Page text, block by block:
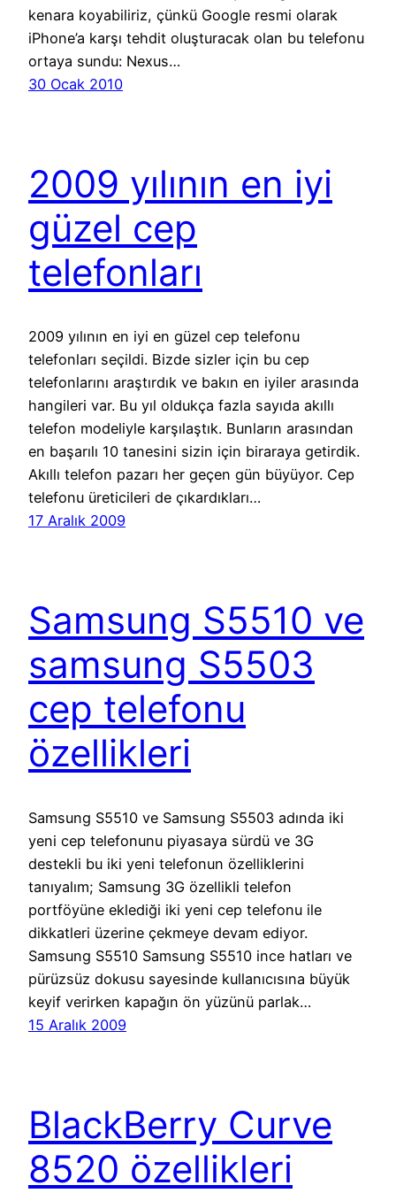
kenara koyabiliriz, çünkü Google resmi olarak
iPhone’a karşı tehdit oluşturacak olan bu telefonu
ortaya sundu: Nexus…
30 Ocak 2010
2009 yılının en iyi
güzel cep
telefonları
2009 yılının en iyi en güzel cep telefonu
telefonları seçildi. Bizde sizler için bu cep
telefonlarını araştırdık ve bakın en iyiler arasında
hangileri var. Bu yıl oldukça fazla sayıda akıllı
telefon modeliyle karşılaştık. Bunların arasından
en başarılı 10 tanesini sizin için biraraya getirdik.
Akıllı telefon pazarı her geçen gün büyüyor. Cep
telefonu üreticileri de çıkardıkları…
17 Aralık 2009
Samsung S5510 ve
samsung S5503
cep telefonu
özellikleri
Samsung S5510 ve Samsung S5503 adında iki
yeni cep telefonunu piyasaya sürdü ve 3G
destekli bu iki yeni telefonun özelliklerini
tanıyalım; Samsung 3G özellikli telefon
portföyüne eklediği iki yeni cep telefonu ile
dikkatleri üzerine çekmeye devam ediyor.
Samsung S5510 Samsung S5510 ince hatları ve
pürüzsüz dokusu sayesinde kullanıcısına büyük
keyif verirken kapağın ön yüzünü parlak…
15 Aralık 2009
BlackBerry Curve
8520 özellikleri